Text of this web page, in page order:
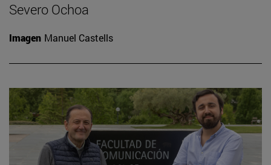
Severo Ochoa
Imagen Manuel Castells